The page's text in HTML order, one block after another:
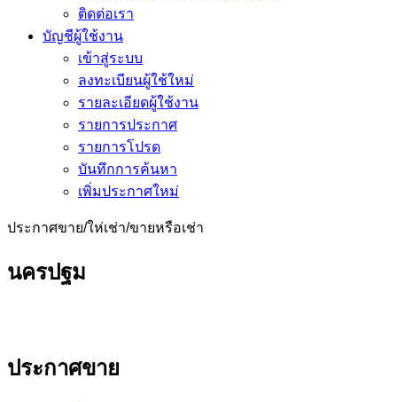
ติดต่อเรา
บัญชีผู้ใช้งาน
เข้าสู่ระบบ
ลงทะเบียนผู้ใช้ใหม่
รายละเอียดผู้ใช้งาน
รายการประกาศ
รายการโปรด
บันทึกการค้นหา
เพิ่มประกาศใหม่
ประกาศขาย/ให่เช่า/ขายหรือเช่า
นครปฐม
ประกาศขาย